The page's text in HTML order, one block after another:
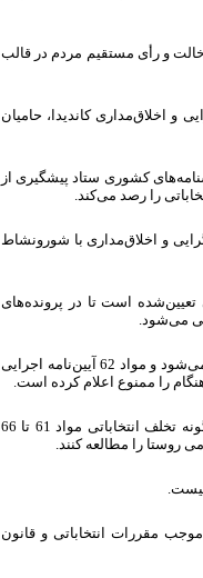
و رأی مستقیم مردم در قالب
و اخلاق‌مداری کاندیدا، حامیان
کشوری ستاد پیشگیری از
را رصد می‌کند.
و اخلاق‌مداری با شورونشاط
است تا در پرونده‌های
می‌شود.
وی بیان داشت: یکی از تخلفات انتخاباتی تبلیغات خارج از موعد است که بیشتر شامل تبلیغات زودهنگام می‌شود و مواد 62 آیین‌نامه اجرایی
فاتحی ابراز داشت: نامزدهای این دوره انتخابات شوراهای اسلامی شهر و روستا برای جلوگیری از هرگونه تخلف انتخاباتی مواد 61 تا 66
مقررات انتخاباتی و قانون